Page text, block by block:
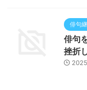
俳句
俳句
挫折